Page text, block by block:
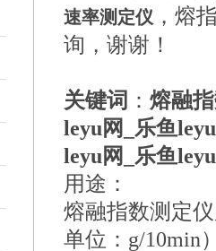
速率测定仪 ，熔
询，谢谢！
关键词 ： 熔融
leyu网_乐鱼
leyu网_乐鱼
用途：
熔融指数测定
单位：g/10min